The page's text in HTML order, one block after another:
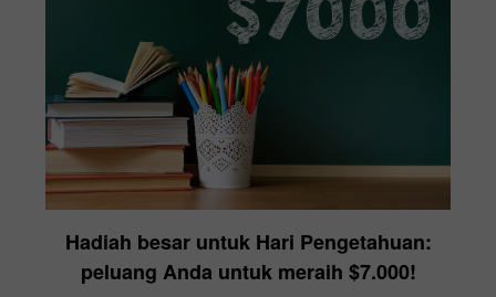
Hadiah besar untuk Hari Pengetahuan:
peluang Anda untuk meraih $7.000!